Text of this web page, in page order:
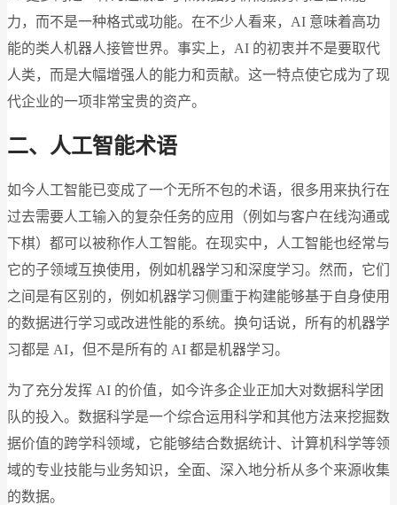
力，而不是一种格式或功能。在不少人看来，AI 意味着高功
能的类人机器人接管世界。事实上，AI 的初衷并不是要取代
人类，而是大幅增强人的能力和贡献。这一特点使它成为了现
代企业的一项非常宝贵的资产。
二、人工智能术语
如今人工智能已变成了一个无所不包的术语，很多用来执行在
过去需要人工输入的复杂任务的应用（例如与客户在线沟通或
下棋）都可以被称作人工智能。在现实中，人工智能也经常与
它的子领域互换使用，例如机器学习和深度学习。然而，它们
之间是有区别的，例如机器学习侧重于构建能够基于自身使用
的数据进行学习或改进性能的系统。换句话说，所有的机器学
习都是 AI，但不是所有的 AI 都是机器学习。
为了充分发挥 AI 的价值，如今许多企业正加大对数据科学团
队的投入。数据科学是一个综合运用科学和其他方法来挖掘数
据价值的跨学科领域，它能够结合数据统计、计算机科学等领
域的专业技能与业务知识，全面、深入地分析从多个来源收集
的数据。